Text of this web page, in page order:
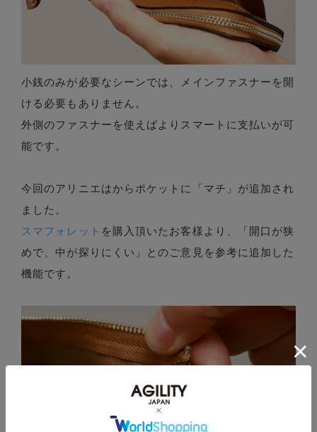
小銭のみが必要なシーンでは、メインファスナーを開
ける必要もありません。
外側のファスナーを使えばよりスマートに支払いが可
能です。
今回のアリニエはからポケットに「マチ」が追加され
ました。
スマフォレット を購入頂いたお客様より、「開口が狭
めで、中が探りにくい」とのご意見を参考に追加した
機能です。